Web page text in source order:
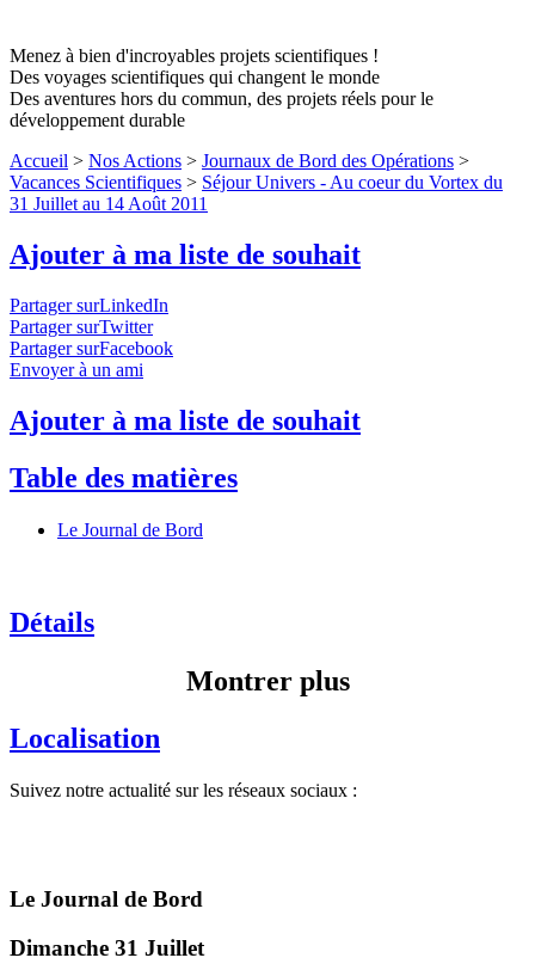
Menez à bien d'incroyables projets scientifiques !
Des voyages scientifiques qui changent le monde
Des aventures hors du commun, des projets réels pour le
développement durable
Accueil > Nos Actions > Journaux de Bord des Opérations >
Vacances Scientifiques > Séjour Univers - Au coeur du Vortex du
31 Juillet au 14 Août 2011
Ajouter à ma liste de souhait
Partager surLinkedIn
Partager surTwitter
Partager surFacebook
Envoyer à un ami
Ajouter à ma liste de souhait
Table des matières
Le Journal de Bord
Détails
Montrer plus
Localisation
Suivez notre actualité sur les réseaux sociaux :
Le Journal de Bord
Dimanche 31 Juillet